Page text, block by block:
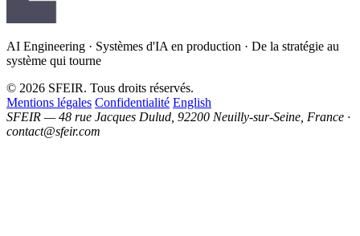
AI Engineering · Systèmes d'IA en production · De la stratégie au
système qui tourne
© 2026 SFEIR. Tous droits réservés.
Mentions légales Confidentialité English
SFEIR — 48 rue Jacques Dulud, 92200 Neuilly-sur-Seine, France ·
contact@sfeir.com